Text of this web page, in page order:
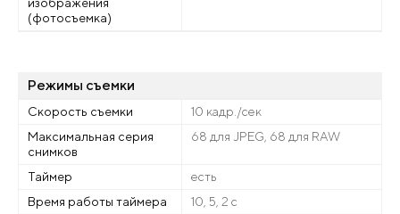
(фотосъемка)
Режимы съемки
Скорость съемки
10 кадр./сек
Максимальная серия
снимков
68 для JPEG, 68 для RAW
Таймер
есть
Время работы таймера
10, 5, 2 c